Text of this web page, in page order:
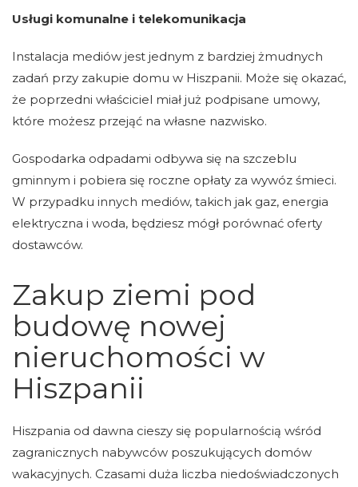
Usługi komunalne i telekomunikacja
Instalacja mediów jest jednym z bardziej żmudnych
zadań przy zakupie domu w Hiszpanii. Może się okazać,
że poprzedni właściciel miał już podpisane umowy,
które możesz przejąć na własne nazwisko.
Gospodarka odpadami odbywa się na szczeblu
gminnym i pobiera się roczne opłaty za wywóz śmieci.
W przypadku innych mediów, takich jak gaz, energia
elektryczna i woda, będziesz mógł porównać oferty
dostawców.
Zakup ziemi pod
budowę nowej
nieruchomości w
Hiszpanii
Hiszpania od dawna cieszy się popularnością wśród
zagranicznych nabywców poszukujących domów
wakacyjnych. Czasami duża liczba niedoświadczonych